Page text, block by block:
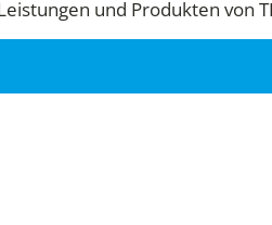
und Produkten von